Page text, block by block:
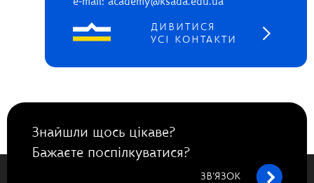
e-mail: academy@ksada.edu.ua
ДИВИТИСЯ
УСІ КОНТАКТИ
Знайшли щось цікаве?
Бажаєте поспілкуватися?
ЗВ’ЯЗОК